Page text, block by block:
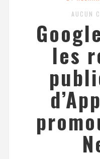
AUCUN
les